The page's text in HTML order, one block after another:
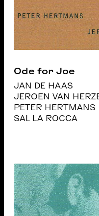
Ode for Joe
JAN DE HAAS
JEROEN VAN
PETER HERTMANS
SAL LA ROCCA